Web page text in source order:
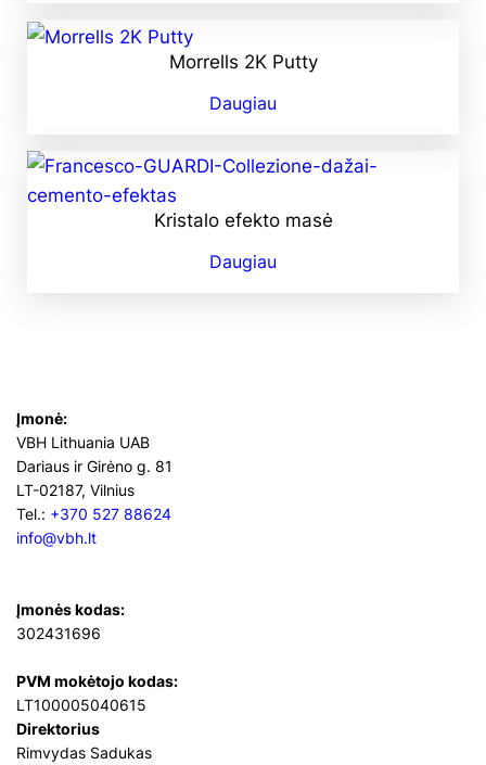
Morrells 2K Putty
Daugiau
Kristalo efekto masė
Daugiau
Įmonė:
VBH Lithuania UAB
Dariaus ir Girėno g. 81
LT-02187, Vilnius
Tel.: +370 527 88624
info@vbh.lt
Įmonės kodas:
302431696
PVM mokėtojo kodas:
LT100005040615
Direktorius
Rimvydas Sadukas